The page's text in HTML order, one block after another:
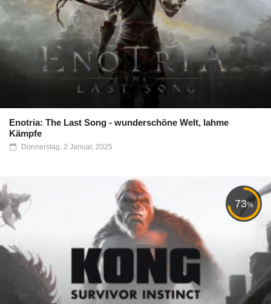
Enotria: The Last Song - wunderschöne Welt, lahme
Kämpfe
Donnerstag, 2 Januar, 2025
73%